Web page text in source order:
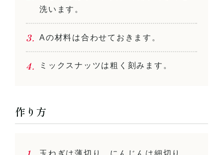
洗います。
Aの材料は合わせておきます。
ミックスナッツは粗く刻みます。
作り方
玉ねぎは薄切り、にんじんは細切り、